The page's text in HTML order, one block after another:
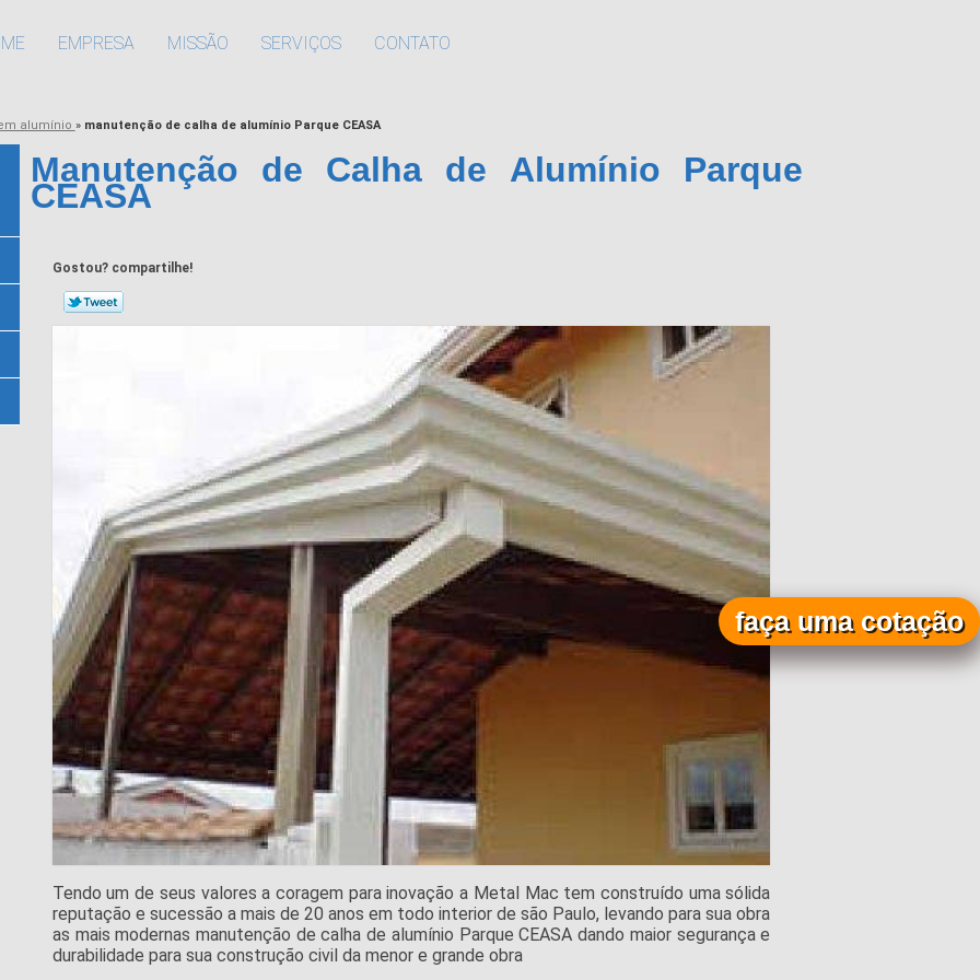
EMPRESA MISSÃO SERVIÇOS CONTATO
alumínio » manutenção de calha de alumínio Parque CEASA
Manutenção de Calha de Alumínio Parque
CEASA
Gostou? compartilhe!
Tendo um de seus valores a coragem para inovação a Metal Mac tem construído uma sólida
reputação e sucessão a mais de 20 anos em todo interior de são Paulo, levando para sua obra
as mais modernas manutenção de calha de alumínio Parque CEASA dando maior segurança e
durabilidade para sua construção civil da menor e grande obra
faça uma cotação